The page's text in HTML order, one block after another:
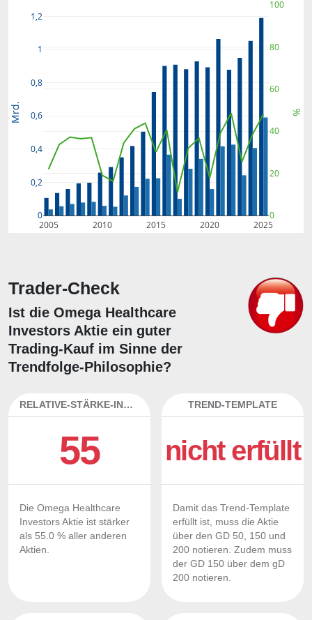
2005 2010 2015 2020 2025
0
0,2
0,4
0,6
0,8
1
1,2
0
20
40
60
80
100
Mrd. %
Trader-Check
Ist die Omega Healthcare
Investors Aktie ein guter
Trading-Kauf im Sinne der
Trendfolge-Philosophie?
RELATIVE-STÄRKE-INDEX
55
Die Omega Healthcare
Investors Aktie ist stärker
als 55.0 % aller anderen
Aktien.
TREND-TEMPLATE
nicht erfüllt
Damit das Trend-Template
erfüllt ist, muss die Aktie
über den GD 50, 150 und
200 notieren. Zudem muss
der GD 150 über dem gD
200 notieren.